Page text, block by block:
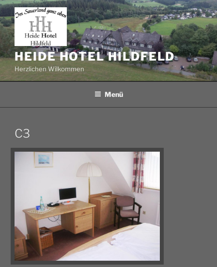
Zum
Inhalt
springen
HEIDE HOTEL HILDFELD
Herzlichen Wilkommen
Menü
C3